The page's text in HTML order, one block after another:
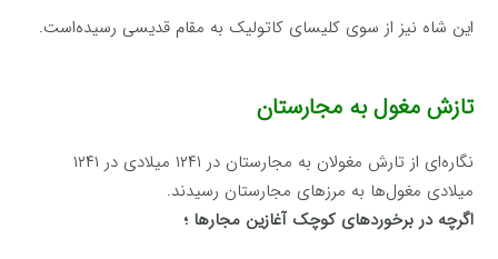
این شاه نیز از سوی کلیسای کاتولیک به مقام قدیسی رسیده‌است.
تازش مغول به مجارستان
نگاره‌ای از تارش مغولان به مجارستان در ۱۲۴۱ میلادی در ۱۲۴۱
میلادی مغول‌ها به مرزهای مجارستان رسیدند.
اگرچه در برخوردهای کوچک آغازین مجارها ؛